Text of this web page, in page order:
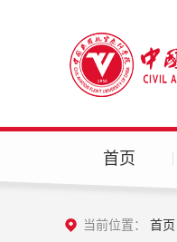
首页
当前位置： 首页